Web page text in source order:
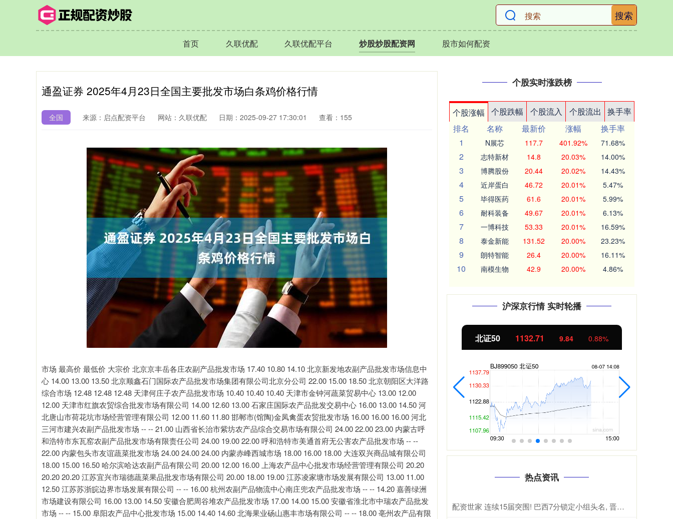
搜索
首页 久联优配 久联优配平台 炒股炒股配资网 股市如何配资
通盈证券 2025年4月23日全国主要批发市场白条鸡价格行情
全国 来源：启点配资平台 网站：久联优配 日期：2025-09-27 17:30:01 查看：155
市场 最高价 最低价 大宗价 北京京丰岳各庄农副产品批发市场 17.40 10.80 14.10 北京新发地农副产品批发市场信息中
心 14.00 13.00 13.50 北京顺鑫石门国际农产品批发市场集团有限公司北京分公司 22.00 15.00 18.50 北京朝阳区大洋路
综合市场 12.48 12.48 12.48 天津何庄子农产品批发市场 10.40 10.40 10.40 天津市金钟河蔬菜贸易中心 13.00 12.00
12.00 天津市红旗农贸综合批发市场有限公司 14.00 12.60 13.00 石家庄国际农产品批发交易中心 16.00 13.00 14.50 河
北唐山市荷花坑市场经营管理有限公司 12.00 11.60 11.80 邯郸市(馆陶)金凤禽蛋农贸批发市场 16.00 16.00 16.00 河北
三河市建兴农副产品批发市场 -- -- 21.00 山西省长治市紫坊农产品综合交易市场有限公司 24.00 22.00 23.00 内蒙古呼
和浩特市东瓦窑农副产品批发市场有限责任公司 24.00 19.00 22.00 呼和浩特市美通首府无公害农产品批发市场 -- --
22.00 内蒙包头市友谊蔬菜批发市场 24.00 24.00 24.00 内蒙赤峰西城市场 18.00 16.00 18.00 大连双兴商品城有限公司
18.00 15.00 16.50 哈尔滨哈达农副产品有限公司 20.00 12.00 16.00 上海农产品中心批发市场经营管理有限公司 20.20
20.20 20.20 江苏宜兴市瑞德蔬菜果品批发市场有限公司 20.00 18.00 19.00 江苏凌家塘市场发展有限公司 13.00 11.00
12.50 江苏苏浙皖边界市场发展有限公司 -- -- 16.00 杭州农副产品物流中心南庄兜农产品批发市场 -- -- 14.20 嘉善绿洲
市场建设有限公司 16.00 13.00 14.50 安徽合肥周谷堆农产品批发市场 17.00 14.00 15.00 安徽省淮北市中瑞农产品批发
市场 -- -- 15.00 阜阳农产品中心批发市场 15.00 14.40 14.60 北海果业砀山惠丰市场有限公司 -- -- 18.00 亳州农产品有限
个股实时涨跌榜
个股涨幅 个股跌幅 个股流入 个股流出
换手率
排名
名称 最新价 涨幅
换手率
1
N展芯 117.7 401.92% 71.68%
2 志特新材 14.8 20.03% 14.00%
3 博腾股份 20.44 20.02% 14.43%
4 近岸蛋白 46.72 20.01% 5.47%
5 毕得医药 61.6 20.01% 5.99%
6 耐科装备 49.67 20.01% 6.13%
7 一博科技 53.33 20.01% 16.59%
8 泰金新能 131.52 20.00% 23.23%
9 朗特智能 26.4 20.00% 16.11%
10 南模生物 42.9 20.00% 4.86%
沪深京行情 实时轮播
14325.87 215.75 1.53% 沪深300 4695.77 44.46 北证50 1132.69 9.81 0.87%
热点资讯
配资世家 连续15届突围! 巴西7分锁定小组头名, 晋级本届世界杯32强